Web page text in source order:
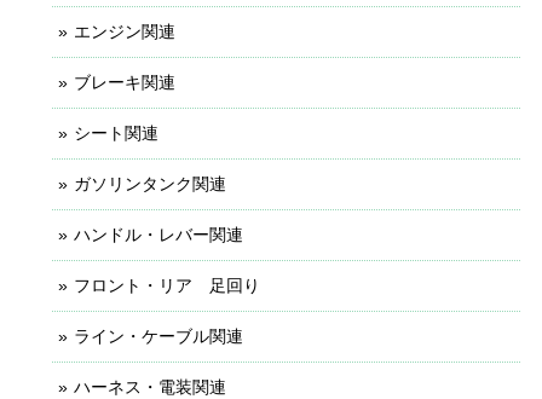
エンジン関連
ブレーキ関連
シート関連
ガソリンタンク関連
ハンドル・レバー関連
フロント・リア 足回り
ライン・ケーブル関連
ハーネス・電装関連